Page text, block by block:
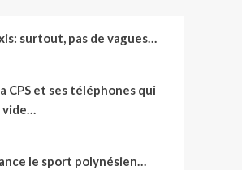
surtout, pas de vagues…
CPS et ses téléphones qui
vide…
le sport polynésien…